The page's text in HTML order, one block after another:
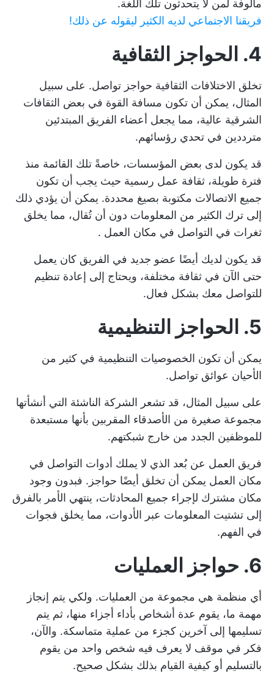
مألوفة لمن لا يتحدثون تلك اللغة.
فريقنا الاجتماعي لديه الكثير ليقوله عن ذلك!
4. الحواجز الثقافية
تخلق الاختلافات الثقافية حواجز تواصل. على سبيل
المثال، يمكن أن تكون مسافة القوة في بعض الثقافات
الشرقية عالية، مما يجعل أعضاء الفريق المبتدئين
مترددين في تحدي رؤسائهم.
قد يكون لدى بعض المؤسسات، خاصةً تلك القائمة منذ
فترة طويلة، ثقافة عمل رسمية حيث يجب أن تكون
جميع الاتصالات مكتوبة بصيغ محددة. يمكن أن يؤدي ذلك
إلى ترك الكثير من المعلومات دون أن تُقال، مما يخلق
ثغرات في التواصل في مكان العمل .
قد يكون لديك أيضًا عضو جديد في الفريق كان يعمل
حتى الآن في ثقافة مختلفة، ويحتاج إلى إعادة تنظيم
للتواصل معك بشكل فعال.
5. الحواجز التنظيمية
يمكن أن تكون الخصوصيات التنظيمية في كثير من
الأحيان عوائق تواصل.
على سبيل المثال، قد تشعر الشركة الناشئة التي أنشأتها
مجموعة صغيرة من الأصدقاء المقربين بأنها مستبعدة
للموظفين الجدد من خارج شبكتهم.
فريق العمل عن بُعد الذي لا يملك أدوات التواصل في
مكان العمل يمكن أن تخلق أيضًا حواجز. فبدون وجود
مكان مشترك لإجراء جميع المحادثات، ينتهي الأمر بالفرق
إلى تشتيت المعلومات عبر الأدوات، مما يخلق فجوات
في الفهم.
6. حواجز العمليات
أي منظمة هي مجموعة من العمليات. ولكي يتم إنجاز
مهمة ما، يقوم عدة أشخاص بأداء أجزاء منها، ثم يتم
تسليمها إلى آخرين كجزء من عملية متماسكة. والآن،
فكر في موقف لا يعرف فيه شخص واحد من يقوم
بالتسليم أو كيفية القيام بذلك بشكل صحيح.